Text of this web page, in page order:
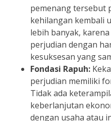
pemenang tersebut
kehilangan kembali
lebih banyak,
perjudian dengan
kesuksesan yang
Fondasi Rapuh:
perjudian memiliki
Tidak ada
keberlanjutan
dengan usaha atau